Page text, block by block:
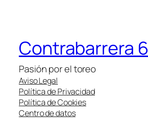
Contrabarrera 6
Pasión por el toreo
Aviso Legal
Política de Privacidad
Política de Cookies
Centro de datos